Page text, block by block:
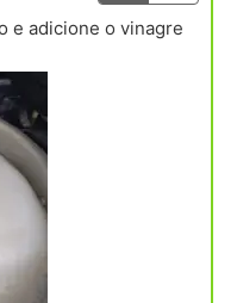
e adicione o vinagre